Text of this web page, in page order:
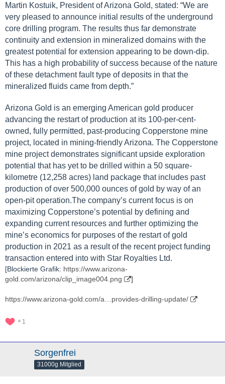
Martin Kostuik, President of Arizona Gold, stated: “We are
very pleased to announce initial results of the underground
core drilling program. The results thus far demonstrate
continuity and extension in mineralized domains with the
greatest potential for extension appearing to be down-dip.
This has a high probability of success because of the nature
of these detachment fault type of deposits in that the
mineralized fluids came from depth.”
Arizona Gold is an emerging American gold producer
advancing the restart of production at its 100-per-cent-
owned, fully permitted, past-producing Copperstone mine
project, located in mining-friendly Arizona. The Copperstone
mine project demonstrates significant upside exploration
potential that has yet to be drilled within a 50 square-
kilometre (12,258 acres) land package that includes past
production of over 500,000 ounces of gold by way of an
open-pit operation.The company’s current focus is on
maximizing Copperstone’s potential by defining and
expanding current resources and further optimizing the
mine’s economics for purposes of the restart of gold
production in 2021 as a result of the recent project funding
transaction entered into with Star Royalties Ltd.
[Blockierte Grafik: https://www.arizona-
gold.com/arizona/clip_image004.png
]
https://www.arizona-gold.com/a…provides-drilling-update/
1
Sorgenfrei
31000g Mitglied